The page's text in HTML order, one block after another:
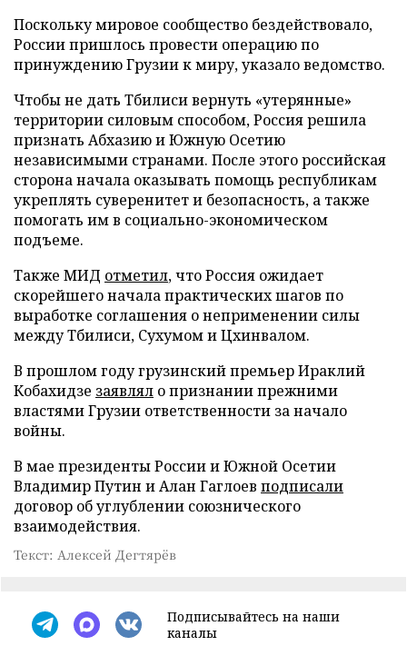
Поскольку мировое сообщество бездействовало,
России пришлось провести операцию по
принуждению Грузии к миру, указало ведомство.
Чтобы не дать Тбилиси вернуть «утерянные»
территории силовым способом, Россия решила
признать Абхазию и Южную Осетию
независимыми странами. После этого российская
сторона начала оказывать помощь республикам
укреплять суверенитет и безопасность, а также
помогать им в социально-экономическом
подъеме.
Также МИД отметил, что Россия ожидает
скорейшего начала практических шагов по
выработке соглашения о неприменении силы
между Тбилиси, Сухумом и Цхинвалом.
В прошлом году грузинский премьер Ираклий
Кобахидзе заявлял о признании прежними
властями Грузии ответственности за начало
войны.
В мае президенты России и Южной Осетии
Владимир Путин и Алан Гаглоев подписали
договор об углублении союзнического
взаимодействия.
Текст: Алексей Дегтярёв
Подписывайтесь на наши
каналы